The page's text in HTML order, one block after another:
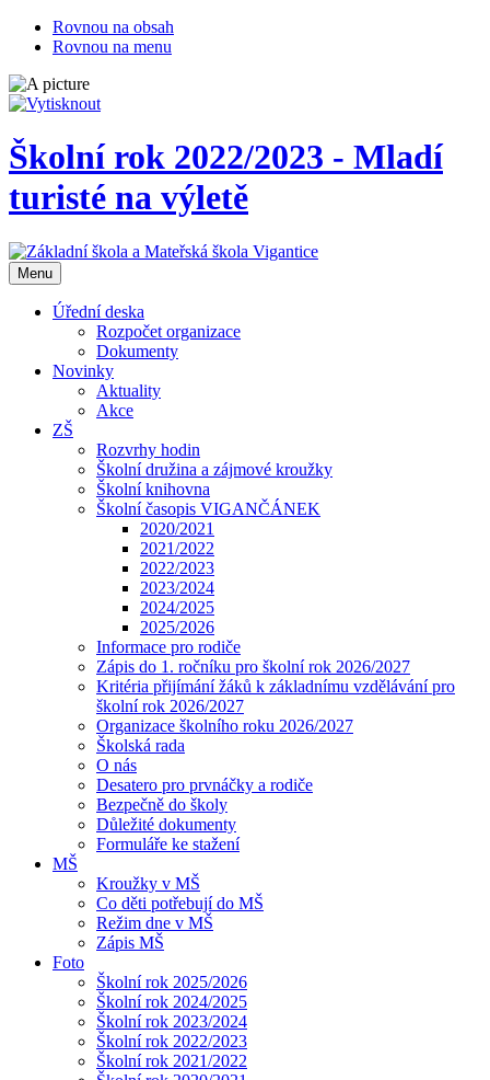
Rovnou na obsah
Rovnou na menu
Školní rok 2022/2023 - Mladí
turisté na výletě
Otevřit
navigaci
Menu
Úřední deska
Rozpočet organizace
Dokumenty
Novinky
Aktuality
Akce
ZŠ
Rozvrhy hodin
Školní družina a zájmové kroužky
Školní knihovna
Školní časopis VIGANČÁNEK
2020/2021
2021/2022
2022/2023
2023/2024
2024/2025
2025/2026
Informace pro rodiče
Zápis do 1. ročníku pro školní rok 2026/2027
Kritéria přijímání žáků k základnímu vzdělávání pro
školní rok 2026/2027
Organizace školního roku 2026/2027
Školská rada
O nás
Desatero pro prvnáčky a rodiče
Bezpečně do školy
Důležité dokumenty
Formuláře ke stažení
MŠ
Kroužky v MŠ
Co děti potřebují do MŠ
Režim dne v MŠ
Zápis MŠ
Foto
Školní rok 2025/2026
Školní rok 2024/2025
Školní rok 2023/2024
Školní rok 2022/2023
Školní rok 2021/2022